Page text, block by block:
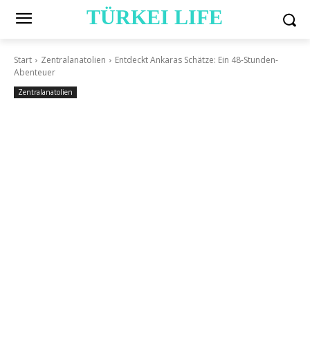
TÜRKEI LIFE
Start Zentralanatolien
Entdeckt Ankaras Schätze: Ein 48-Stunden-
Abenteuer
Zentralanatolien